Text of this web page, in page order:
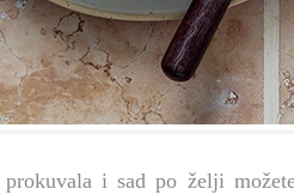
i sad po želji